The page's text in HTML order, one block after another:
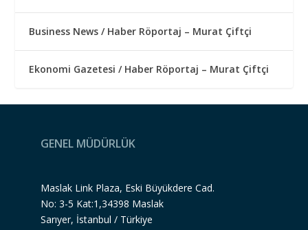
Business News / Haber Röportaj – Murat Çiftçi
Ekonomi Gazetesi / Haber Röportaj – Murat Çiftçi
GENEL MÜDÜRLÜK
Maslak Link Plaza, Eski Büyükdere Cad.
No: 3-5 Kat:1,34398 Maslak
Sarıyer, İstanbul / Türkiye